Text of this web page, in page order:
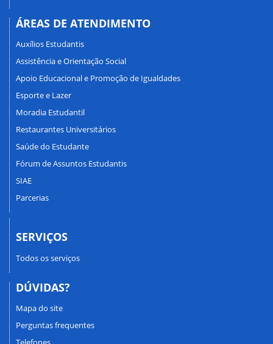
ÁREAS DE ATENDIMENTO
Auxílios Estudantis
Assistência e Orientação Social
Apoio Educacional e Promoção de Igualdades
Esporte e Lazer
Moradia Estudantil
Restaurantes Universitários
Saúde do Estudante
Fórum de Assuntos Estudantis
SIAE
Parcerias
SERVIÇOS
Todos os serviços
DÚVIDAS?
Mapa do site
Perguntas frequentes